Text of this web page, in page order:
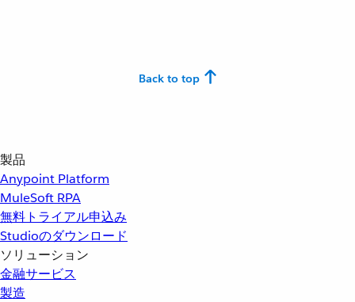
Back to top
製品
Anypoint Platform
MuleSoft RPA
無料トライアル申込み
Studioのダウンロード
ソリューション
金融サービス
製造